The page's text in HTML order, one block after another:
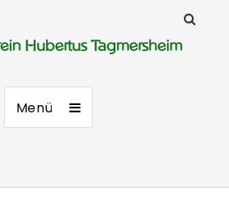
Hubertus Tagmersheim
Menü